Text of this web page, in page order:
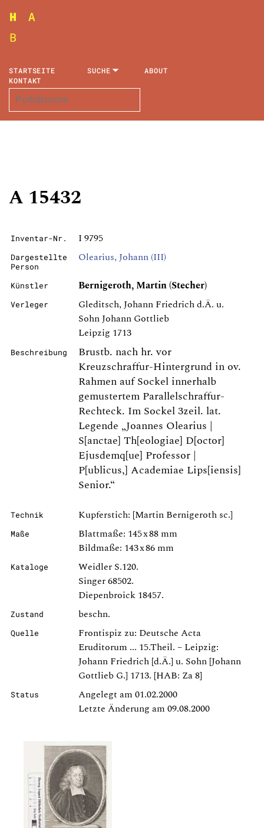
STARTSEITE SUCHE
ABOUT
KONTAKT
A 15432
Inventar-Nr. I 9795
Dargestellte
Person
Olearius, Johann (III)
Künstler Bernigeroth, Martin (Stecher)
Verleger
Gleditsch, Johann Friedrich d.Ä. u.
Sohn Johann Gottlieb
Leipzig 1713
Beschreibung
Brustb. nach hr. vor
Kreuzschraffur-Hintergrund in ov.
Rahmen auf Sockel innerhalb
gemustertem Parallelschraffur-
Rechteck. Im Sockel 3zeil. lat.
Legende „Joannes Olearius |
S[anctae] Th[eologiae] D[octor]
Ejusdemq[ue] Professor |
P[ublicus,] Academiae Lips[iensis]
Senior.“
Technik Kupferstich: [Martin Bernigeroth sc.]
Maße
Blattmaße: 145 x 88 mm
Bildmaße: 143 x 86 mm
Kataloge
Weidler S.120.
Singer 68502.
Diepenbroick 18457.
Zustand beschn.
Quelle
Frontispiz zu: Deutsche Acta
Eruditorum ... 15.Theil. – Leipzig:
Johann Friedrich [d.Ä.] u. Sohn [Johann
Gottlieb G.] 1713. [HAB: Za 8]
Status
Angelegt am 01.02.2000
Letzte Änderung am 09.08.2000